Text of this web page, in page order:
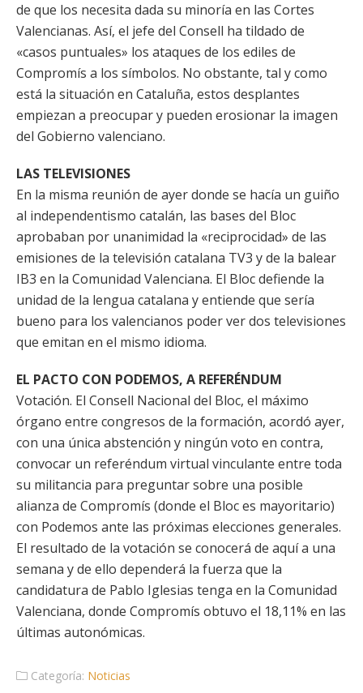
de que los necesita dada su minoría en las Cortes
Valencianas. Así, el jefe del Consell ha tildado de
«casos puntuales» los ataques de los ediles de
Compromís a los símbolos. No obstante, tal y como
está la situación en Cataluña, estos desplantes
empiezan a preocupar y pueden erosionar la imagen
del Gobierno valenciano.
LAS TELEVISIONES
En la misma reunión de ayer donde se hacía un guiño
al independentismo catalán, las bases del Bloc
aprobaban por unanimidad la «reciprocidad» de las
emisiones de la televisión catalana TV3 y de la balear
IB3 en la Comunidad Valenciana. El Bloc defiende la
unidad de la lengua catalana y entiende que sería
bueno para los valencianos poder ver dos televisiones
que emitan en el mismo idioma.
EL PACTO CON PODEMOS, A REFERÉNDUM
Votación. El Consell Nacional del Bloc, el máximo
órgano entre congresos de la formación, acordó ayer,
con una única abstención y ningún voto en contra,
convocar un referéndum virtual vinculante entre toda
su militancia para preguntar sobre una posible
alianza de Compromís (donde el Bloc es mayoritario)
con Podemos ante las próximas elecciones generales.
El resultado de la votación se conocerá de aquí a una
semana y de ello dependerá la fuerza que la
candidatura de Pablo Iglesias tenga en la Comunidad
Valenciana, donde Compromís obtuvo el 18,11% en las
últimas autonómicas.
Categoría: Noticias